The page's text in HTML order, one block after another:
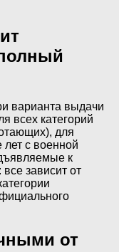
варианта выдачи
всех категорий
для
с военной
к
зависит от
от